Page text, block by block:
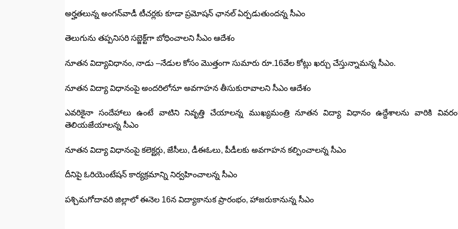
అర్హతలున్న అంగన్‌వాడీ టీచర్లకు కూడా ప్రమోషన్‌ ఛానల్‌ ఏర్పడుతుందన్న సీఎం
తెలుగును తప్పనిసరి సబ్జెక్ట్‌గా బోధించాలని సీఎం ఆదేశం
నూతన విద్యావిధానం, నాడు –నేడుల కోసం మొత్తంగా సుమారు రూ.16వేల కోట్లు ఖర్చు చేస్తున్నామన్న సీఎం.
నూతన విద్యా విధానంపై అందరిలోనూ అవగాహన తీసుకురావాలని సీఎం ఆదేశం
ఎవరికైనా సందేహాలు ఉంటే వాటిని నివృత్తి చేయాలన్న ముఖ్యమంత్రి నూతన విద్యా విధానం ఉద్దేశాలను వారికి
తెలియజేయాలన్న సీఎం
నూతన విద్యా విధానంపై కలెక్టర్లు, జేసీలు, డీఈఓలు, పీడీలకు అవగాహన కల్పించాలన్న సీఎం
దీనిపై ఓరియెంటేషన్‌ కార్యక్రమాన్ని నిర్వహించాలన్న సీఎం
పశ్చిమగోదావరి జిల్లాలో ఈనెల 16న విద్యాకానుక ప్రారంభం, హాజరుకానున్న సీఎం